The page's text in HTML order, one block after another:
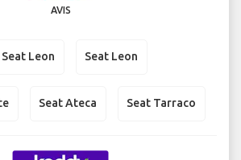
AVIS
Seat Leon Seat Leon
Seat Ateca Seat Tarraco